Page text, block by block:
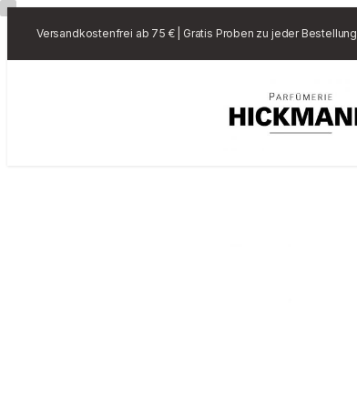
Versandkostenfrei ab 75 € | Gratis Proben zu jeder Bestellung